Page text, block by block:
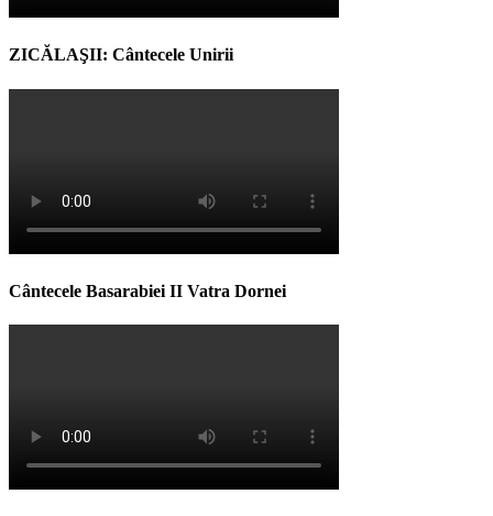
ZICĂLAŞII: Cântecele Unirii
Cântecele Basarabiei II Vatra Dornei